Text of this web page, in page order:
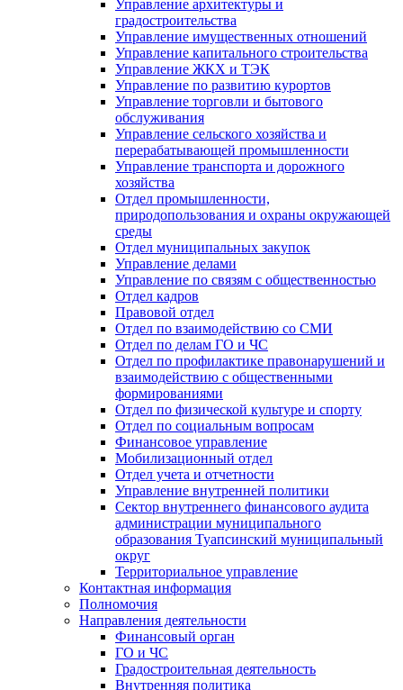
Управление архитектуры и
градостроительства
Управление имущественных отношений
Управление капитального строительства
Управление ЖКХ и ТЭК
Управление по развитию курортов
Управление торговли и бытового
обслуживания
Управление сельского хозяйства и
перерабатывающей промышленности
Управление транспорта и дорожного
хозяйства
Отдел промышленности,
природопользования и охраны окружающей
среды
Отдел муниципальных закупок
Управление делами
Управление по связям с общественностью
Отдел кадров
Правовой отдел
Отдел по взаимодействию со СМИ
Отдел по делам ГО и ЧС
Отдел по профилактике правонарушений и
взаимодействию с общественными
формированиями
Отдел по физической культуре и спорту
Отдел по социальным вопросам
Финансовое управление
Мобилизационный отдел
Отдел учета и отчетности
Управление внутренней политики
Сектор внутреннего финансового аудита
администрации муниципального
образования Туапсинский муниципальный
округ
Территориальное управление
Контактная информация
Полномочия
Направления деятельности
Финансовый орган
ГО и ЧС
Градостроительная деятельность
Внутренняя политика